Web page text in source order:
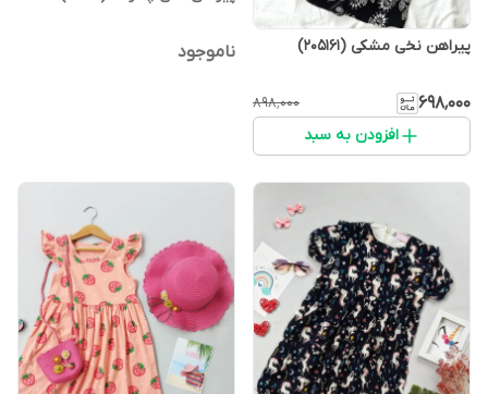
پیراهن نخی مشکی (205161)
۶۹۸٬۰۰۰ ۸۹۸٬۰۰۰
افزودن به سبد
ناموجود